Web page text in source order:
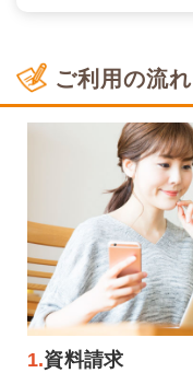
ご利用の流れ
1.資料請求